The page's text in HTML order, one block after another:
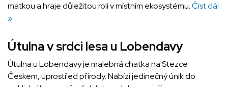
matkou a hraje důležitou roli v místním ekosystému.Číst dál
»
Útulna v srdci lesa u Lobendavy
Útulna u Lobendavy je malebná chatka na Stezce
Českem, uprostřed přírody. Nabízí jedinečný únik do